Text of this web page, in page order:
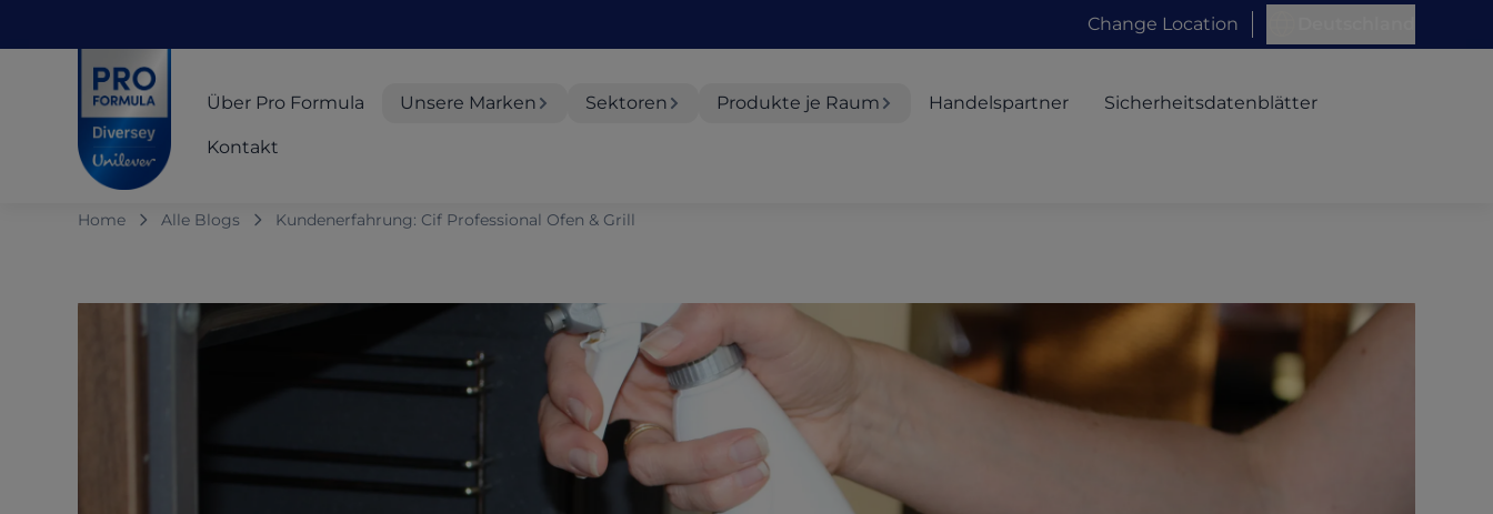
Change Location
Über Pro Formula Unsere Marken Sektoren Produkte je Raum Handelspartner Sicherheitsdatenblätter
Kontakt
Home Alle Blogs Kundenerfahrung: Cif Professional Ofen & Grill